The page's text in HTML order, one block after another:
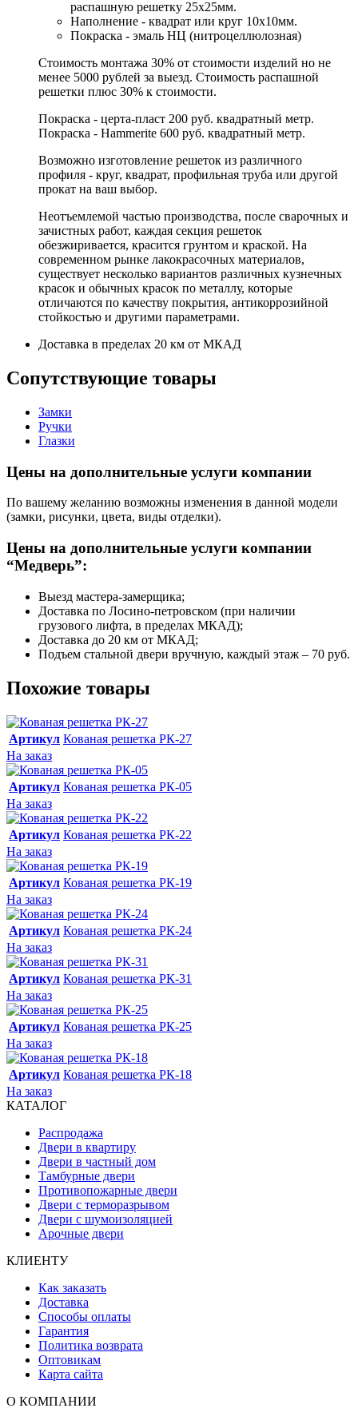
распашную решетку 25х25мм.
Наполнение - квадрат или круг 10х10мм.
Покраска - эмаль НЦ (нитроцеллюлозная)
Стоимость монтажа 30% от стоимости изделий но не
менее 5000 рублей за выезд. Стоимость распашной
решетки плюс 30% к стоимости.
Покраска - церта-пласт 200 руб. квадратный метр.
Покраска - Hammerite 600 руб. квадратный метр.
Возможно изготовление решеток из различного
профиля - круг, квадрат, профильная труба или другой
прокат на ваш выбор.
Неотъемлемой частью производства, после сварочных и
зачистных работ, каждая секция решеток
обезжиривается, красится грунтом и краской. На
современном рынке лакокрасочных материалов,
существует несколько вариантов различных кузнечных
красок и обычных красок по металлу, которые
отличаются по качеству покрытия, антикоррозийной
стойкостью и другими параметрами.
Доставка в пределах 20 км от МКАД
Сопутствующие товары
Замки
Ручки
Глазки
Цены на дополнительные услуги компании
По вашему желанию возможны изменения в данной модели
(замки, рисунки, цвета, виды отделки).
Цены на дополнительные услуги компании
“Медверь”:
Выезд мастера-замерщика;
Доставка по Лосино-петровском (при наличии
грузового лифта, в пределах МКАД);
Доставка до 20 км от МКАД;
Подъем стальной двери вручную, каждый этаж – 70 руб.
Похожие товары
Артикул Кованая решетка РК-27
На заказ
Артикул Кованая решетка РК-05
На заказ
Артикул Кованая решетка РК-22
На заказ
Артикул Кованая решетка РК-19
На заказ
Артикул Кованая решетка РК-24
На заказ
Артикул Кованая решетка РК-31
На заказ
Артикул Кованая решетка РК-25
На заказ
Артикул Кованая решетка РК-18
На заказ
КАТАЛОГ
Распродажа
Двери в квартиру
Двери в частный дом
Тамбурные двери
Противопожарные двери
Двери с терморазрывом
Двери с шумоизоляцией
Арочные двери
КЛИЕНТУ
Как заказать
Доставка
Способы оплаты
Гарантия
Политика возврата
Оптовикам
Карта сайта
О КОМПАНИИ